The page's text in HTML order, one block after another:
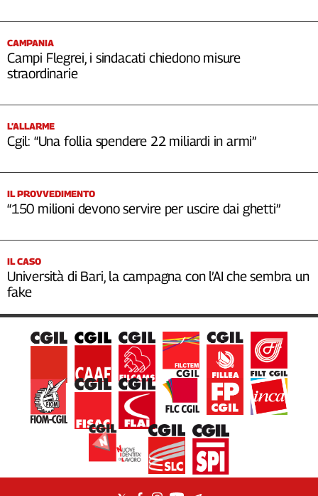
CAMPANIA
Campi Flegrei, i sindacati chiedono misure
straordinarie
L’ALLARME
Cgil: “Una follia spendere 22 miliardi in armi”
IL PROVVEDIMENTO
“150 milioni devono servire per uscire dai ghetti”
IL CASO
Università di Bari, la campagna con l’AI che sembra un
fake